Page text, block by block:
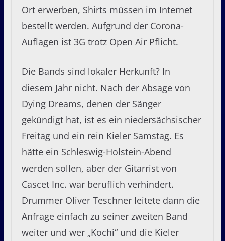
Ort erwerben, Shirts müssen im Internet
bestellt werden. Aufgrund der Corona-
Auflagen ist 3G trotz Open Air Pflicht.
Die Bands sind lokaler Herkunft? In
diesem Jahr nicht. Nach der Absage von
Dying Dreams, denen der Sänger
gekündigt hat, ist es ein niedersächsischer
Freitag und ein rein Kieler Samstag. Es
hätte ein Schleswig-Holstein-Abend
werden sollen, aber der Gitarrist von
Cascet Inc. war beruflich verhindert.
Drummer Oliver Teschner leitete dann die
Anfrage einfach zu seiner zweiten Band
weiter und wer „Kochi“ und die Kieler